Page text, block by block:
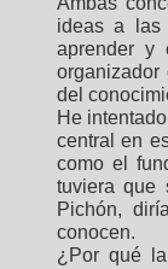
ideas a las
aprender y
del
He
central en
como el
tuviera
Pichón,
conocen.
¿Por qué